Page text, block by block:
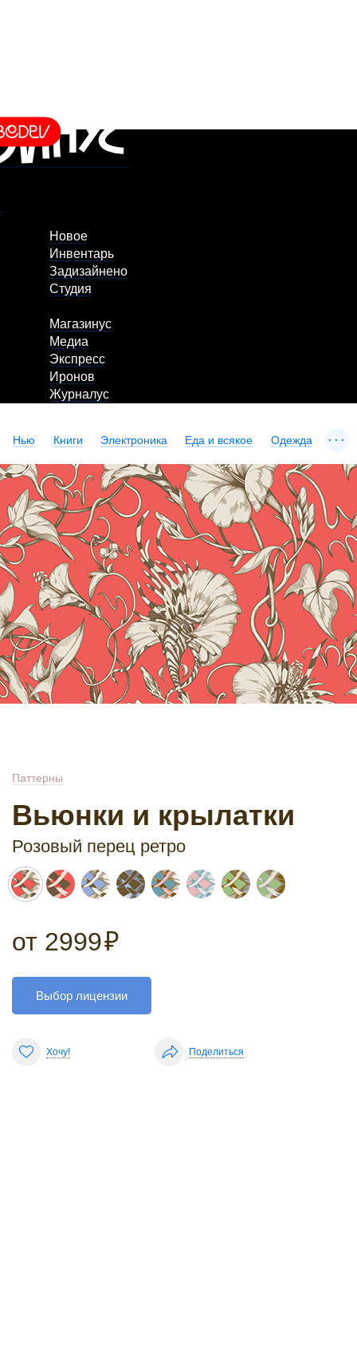
Новое
Инвентарь
Задизайнено
Студия
Магазинус
Медиа
Экспресс
Иронов
Журналус
Нью Книги Электроника Еда и всякое Одежда ...
Паттерны
Вьюнки и крылатки
Розовый перец ретро
от 2999₽
Выбор лицензии
Хочу! Поделиться